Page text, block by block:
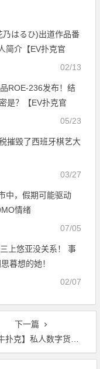
乃はるひ)出道作品番
简介【EV扑克官
02/13
ROE-236发布！结
是？【EV扑克官
05/23
摧毁了西班牙棋艺大
03/27
中，假期可能驱动
情绪
07/05
上悠亚没关系！ 事
暮想的她！
02/07
下一篇
】私人数字货币能否重现自由银行时代？